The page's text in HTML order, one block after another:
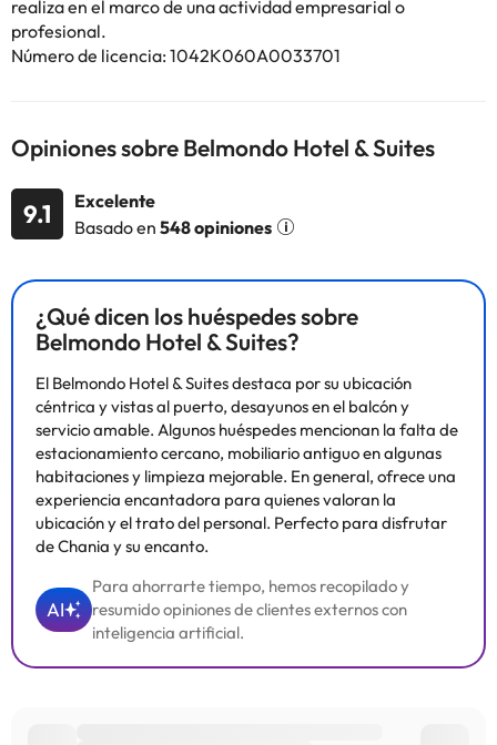
espectaculares vistas al puerto se conjuran para conformar la
marca de elegancia y romanticismo de este hotel. Otras de las
instalaciones a disposición de los huéspedes son un vestíbulo con
habitaciones tiene su propio nombre y personalidad. Todas ellas
son muy confortables y amplias y disponen de 2 camas
individuales, un cuarto de baño particular con ducha, bañera y
secador de pelo, balcón o terraza particulares y aire
acondicionado y calefacción regulables. Las habitaciones
completa con teléfono de línea directa, TV, conexión a Internet,
minibar, cafetera/tetera, lavadora y set de plancha. El hotel
sirve desayuno continental cada mañana, con diversos sabores
tradicionales. El desayuno también se sirve en las habitaciones
con balcón.
Algunos de los servicios detallados pueden ser de pago. Puedes
consultar sus tarifas directamente en el establecimiento. Toda la
información de esta ficha está sujeta a cambios por parte del
alojamiento. Si tienes dudas, contáctanos.
realiza en el marco de una actividad empresarial o
profesional.
Número de licencia: 1042K060A0033701
Opiniones sobre Belmondo Hotel & Suites
9.1
Excelente
Basado en 548 opiniones
¿Qué dicen los huéspedes sobre
Belmondo Hotel & Suites?
El Belmondo Hotel & Suites destaca por su ubicación
céntrica y vistas al puerto, desayunos en el balcón y
servicio amable. Algunos huéspedes mencionan la falta de
estacionamiento cercano, mobiliario antiguo en algunas
habitaciones y limpieza mejorable. En general, ofrece una
experiencia encantadora para quienes valoran la
ubicación y el trato del personal. Perfecto para disfrutar
de Chania y su encanto.
AI
Para ahorrarte tiempo, hemos recopilado y
resumido opiniones de clientes externos con
inteligencia artificial.